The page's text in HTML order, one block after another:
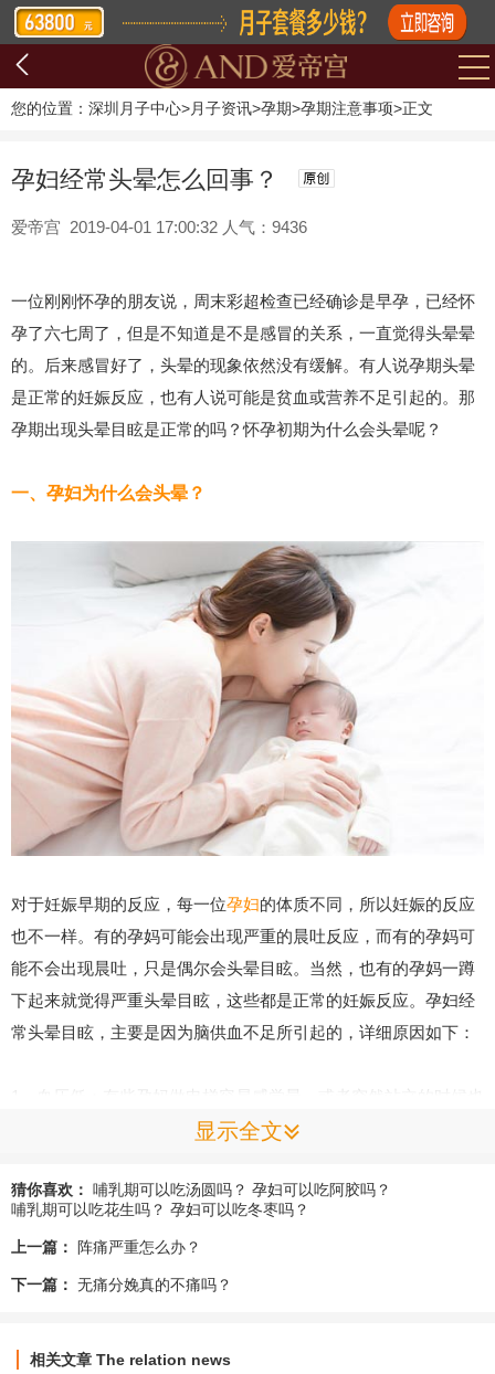
您的位置： 深圳月子中心>月子资讯>孕期>孕期注意事项>正文
显示全文
孕妇经常头晕怎么回事？
爱帝宫 2019-04-01 17:00:32 人气：9436
一位刚刚怀孕的朋友说，周末彩超检查已经确诊是早孕，已经怀
孕了六七周了，但是不知道是不是感冒的关系，一直觉得头晕晕
的。后来感冒好了，头晕的现象依然没有缓解。有人说孕期头晕
是正常的妊娠反应，也有人说可能是贫血或营养不足引起的。那
孕期出现头晕目眩是正常的吗？怀孕初期为什么会头晕呢？
一、孕妇为什么会头晕？
对于妊娠早期的反应，每一位孕妇的体质不同，所以妊娠的反应
也不一样。有的孕妈可能会出现严重的晨吐反应，而有的孕妈可
能不会出现晨吐，只是偶尔会头晕目眩。当然，也有的孕妈一蹲
下起来就觉得严重头晕目眩，这些都是正常的妊娠反应。孕妇经
常头晕目眩，主要是因为脑供血不足所引起的，详细原因如下：
1、血压低：有些孕妈做电梯容易感觉晕，或者突然站立的时候也
会觉得晕眩，这是因为怀孕初期胎盘的形成阶段，体内的血压受
起的头晕。
2、血糖低：晨吐的妊娠反应较严重的孕妇，由于食欲下降进食过
少，体内血糖降低，体内能量不足所引起的头晕、乏力、冷汗等
猜你喜欢： 哺乳期可以吃汤圆吗？ 孕妇可以吃阿胶吗？
哺乳期可以吃花生吗？ 孕妇可以吃冬枣吗？
上一篇： 阵痛严重怎么办？
下一篇： 无痛分娩真的不痛吗？
相关文章 The relation news